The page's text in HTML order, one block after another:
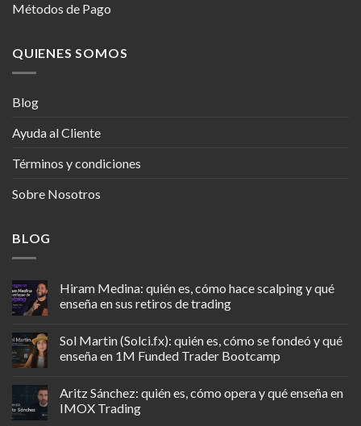
Métodos de Pago
QUIENES SOMOS
Blog
Ayuda al Cliente
Términos y condiciones
Sobre Nosotros
BLOG
Hiram Medina: quién es, cómo hace scalping y qué
enseña en sus retiros de trading
Sol Martin (Solci.fx): quién es, cómo se fondeó y qué
enseña en 1M Funded Trader Bootcamp
Aritz Sánchez: quién es, cómo opera y qué enseña en
IMOX Trading